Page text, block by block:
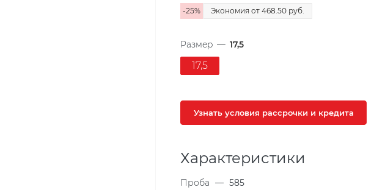
-25% Экономия от 468.50 руб.
Размер — 17,5
17,5
Узнать условия рассрочки и кредита
Характеристики
Проба — 585